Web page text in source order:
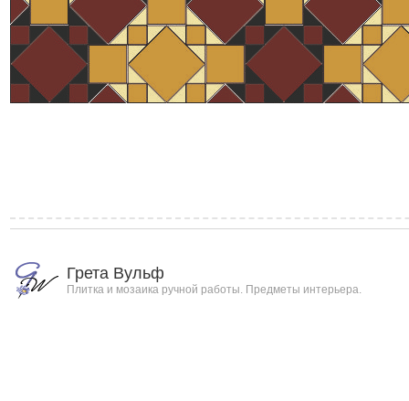
Грета Вульф
Плитка и мозаика ручной работы. Предметы интерьера.